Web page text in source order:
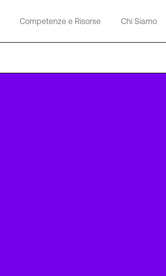
Competenze e Risorse Chi Siamo